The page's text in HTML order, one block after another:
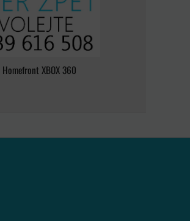
Homefront XBOX 360